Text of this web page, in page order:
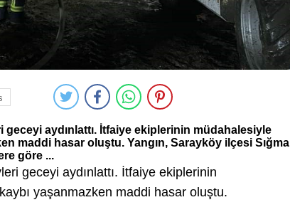
geceyi aydınlattı. İtfaiye ekiplerinin müdahalesiyle
maddi hasar oluştu. Yangın, Sarayköy ilçesi Sığma
göre ...
geceyi aydınlattı. İtfaiye ekiplerinin
yaşanmazken maddi hasar oluştu.